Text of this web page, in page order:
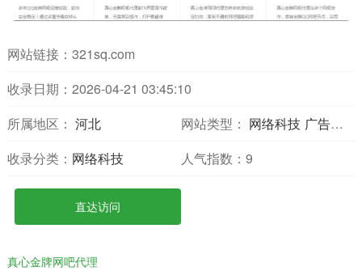
网站链接： 321sq.com
收录日期：2026-04-21 03:45:10
所属地区： 河北 网站类型： 网络科技 广告联盟
收录分类： 网络科技 人气指数： 9
直达访问
真心金牌网吧代理